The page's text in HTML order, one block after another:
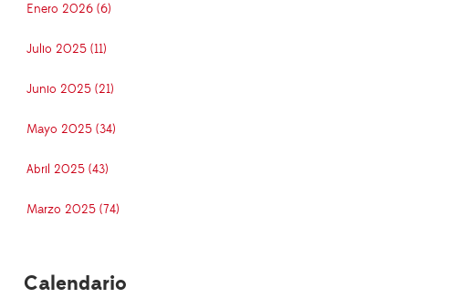
Enero 2026 (6)
Julio 2025 (11)
Junio 2025 (21)
Mayo 2025 (34)
Abril 2025 (43)
Marzo 2025 (74)
Calendario